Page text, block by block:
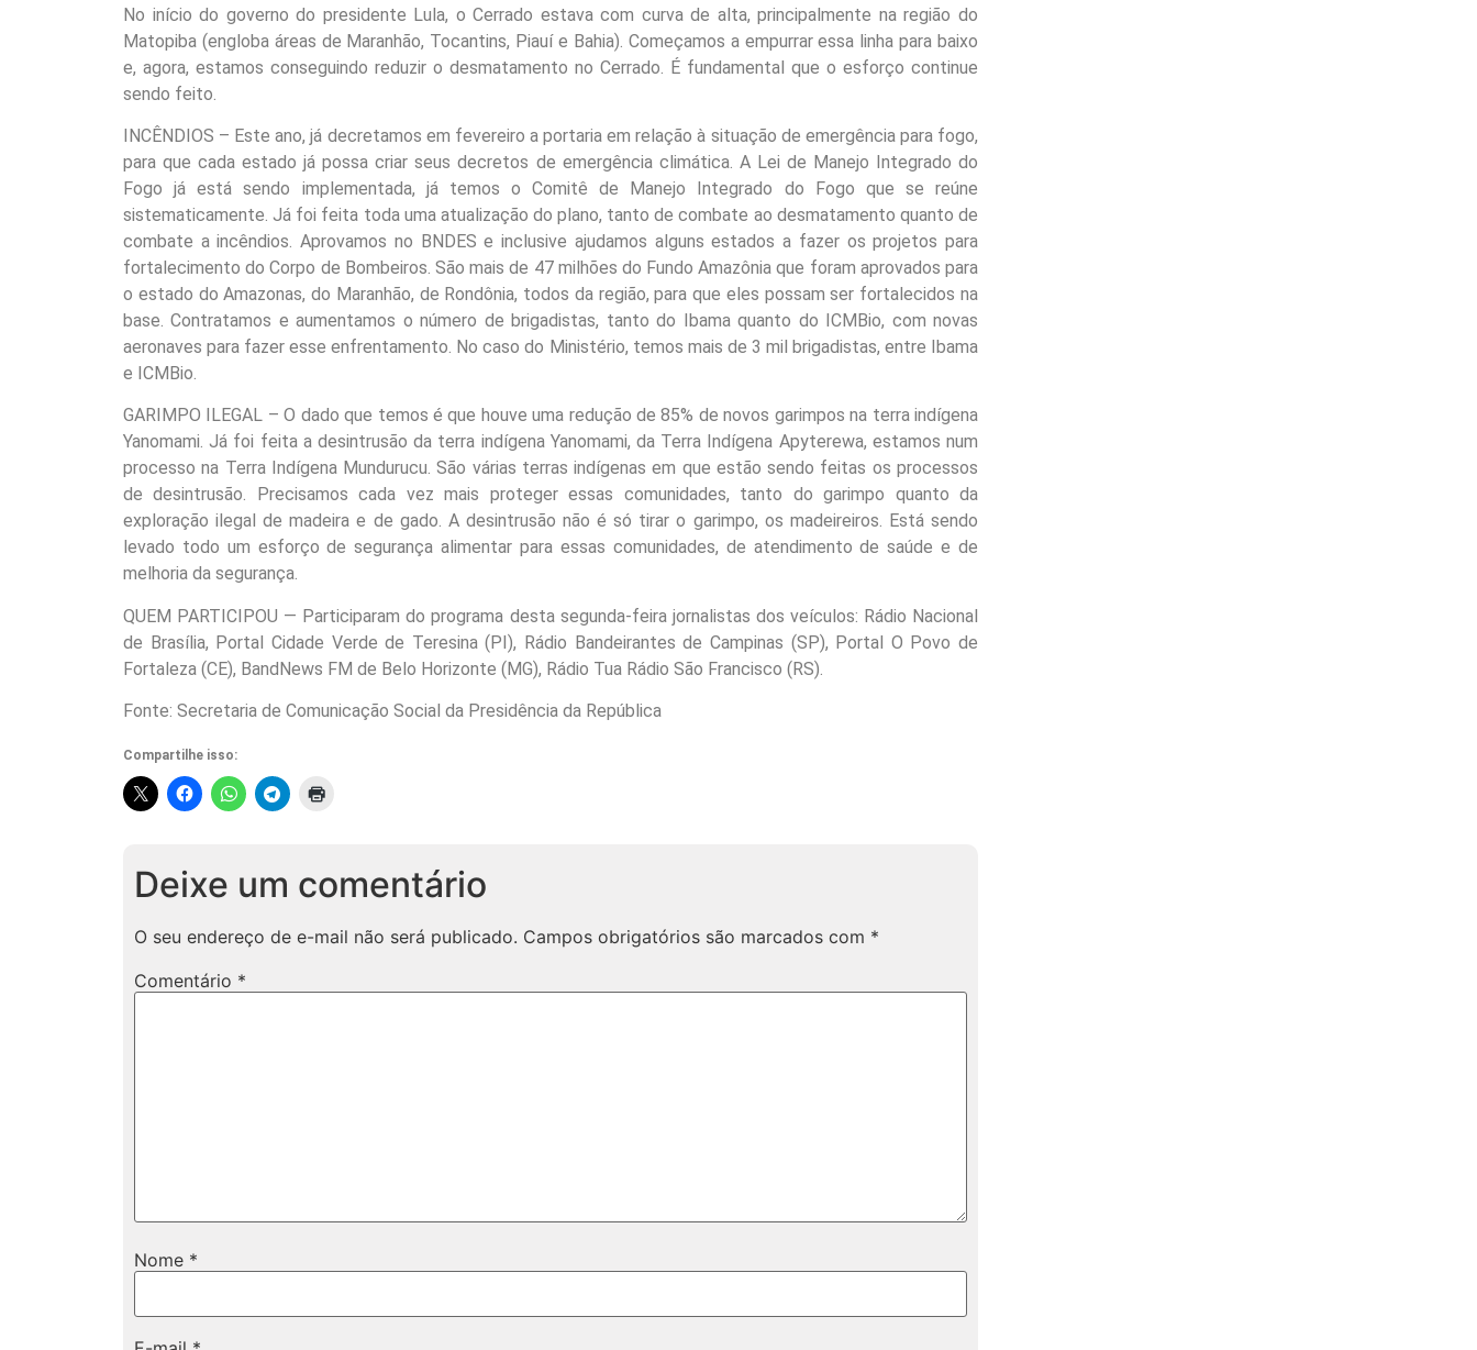
No início do governo do presidente Lula, o Cerrado estava com curva de alta, principalmente na região do
Matopiba (engloba áreas de Maranhão, Tocantins, Piauí e Bahia). Começamos a empurrar essa linha para baixo
e, agora, estamos conseguindo reduzir o desmatamento no Cerrado. É fundamental que o esforço continue
sendo feito.
INCÊNDIOS – Este ano, já decretamos em fevereiro a portaria em relação à situação de emergência para fogo,
para que cada estado já possa criar seus decretos de emergência climática. A Lei de Manejo Integrado do
Fogo já está sendo implementada, já temos o Comitê de Manejo Integrado do Fogo que se reúne
sistematicamente. Já foi feita toda uma atualização do plano, tanto de combate ao desmatamento quanto de
combate a incêndios. Aprovamos no BNDES e inclusive ajudamos alguns estados a fazer os projetos para
fortalecimento do Corpo de Bombeiros. São mais de 47 milhões do Fundo Amazônia que foram aprovados para
o estado do Amazonas, do Maranhão, de Rondônia, todos da região, para que eles possam ser fortalecidos na
base. Contratamos e aumentamos o número de brigadistas, tanto do Ibama quanto do ICMBio, com novas
aeronaves para fazer esse enfrentamento. No caso do Ministério, temos mais de 3 mil brigadistas, entre Ibama
e ICMBio.
GARIMPO ILEGAL – O dado que temos é que houve uma redução de 85% de novos garimpos na terra indígena
Yanomami. Já foi feita a desintrusão da terra indígena Yanomami, da Terra Indígena Apyterewa, estamos num
processo na Terra Indígena Mundurucu. São várias terras indígenas em que estão sendo feitas os processos
de desintrusão. Precisamos cada vez mais proteger essas comunidades, tanto do garimpo quanto da
exploração ilegal de madeira e de gado. A desintrusão não é só tirar o garimpo, os madeireiros. Está sendo
levado todo um esforço de segurança alimentar para essas comunidades, de atendimento de saúde e de
melhoria da segurança.
QUEM PARTICIPOU — Participaram do programa desta segunda-feira jornalistas dos veículos: Rádio Nacional
de Brasília, Portal Cidade Verde de Teresina (PI), Rádio Bandeirantes de Campinas (SP), Portal O Povo de
Fortaleza (CE), BandNews FM de Belo Horizonte (MG), Rádio Tua Rádio São Francisco (RS).
Fonte: Secretaria de Comunicação Social da Presidência da República
Compartilhe isso:
Deixe um comentário
O seu endereço de e-mail não será publicado. Campos obrigatórios são marcados com *
Comentário *
Nome *